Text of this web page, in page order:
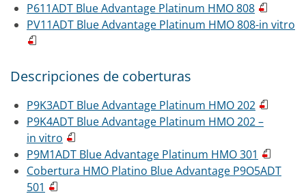
P611ADT Blue Advantage Platinum HMO 808
PV11ADT Blue Advantage Platinum HMO 808-in vitro
Descripciones de coberturas
P9K3ADT Blue Advantage Platinum HMO 202
P9K4ADT Blue Advantage Platinum HMO 202 –
in vitro
P9M1ADT Blue Advantage Platinum HMO 301
Cobertura HMO Platino Blue Advantage P9O5ADT
501